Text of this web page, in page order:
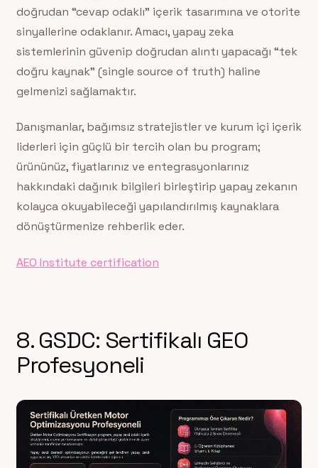
doğrudan “cevap odaklı” içerik tasarımına ve otorite
sinyallerine odaklanır. Amacı, yapay zeka
sistemlerinin güvenip doğrudan alıntı yapacağı “tek
doğru kaynak” (single source of truth) haline
gelmenizi sağlamaktır.
Danışmanlar, bağımsız stratejistler ve kurum içi içerik
liderleri için güçlü bir tercih olan bu program;
ürününüz, fiyatlarınız ve entegrasyonlarınız
hakkındaki dağınık bilgileri birleştirip yapay zekanın
kolayca okuyabileceği yapılandırılmış kaynaklara
dönüştürmenize rehberlik eder.
AEO Institute certification
8. GSDC: Sertifikalı GEO
Profesyoneli